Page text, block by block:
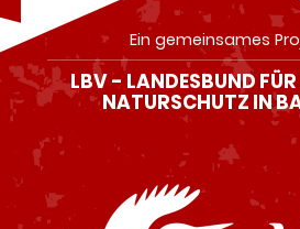
Ein gemeinsames
LBV - LANDESBUND
NATURSCHUTZ IN